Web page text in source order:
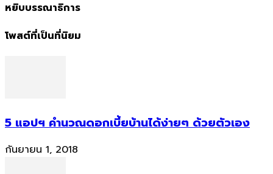
หยิบบรรณาธิการ
โพสต์ที่เป็นที่นิยม
5 แอปฯ คำนวณดอกเบี้ยบ้านได้ง่ายๆ ด้วยตัวเอง
กันยายน 1, 2018